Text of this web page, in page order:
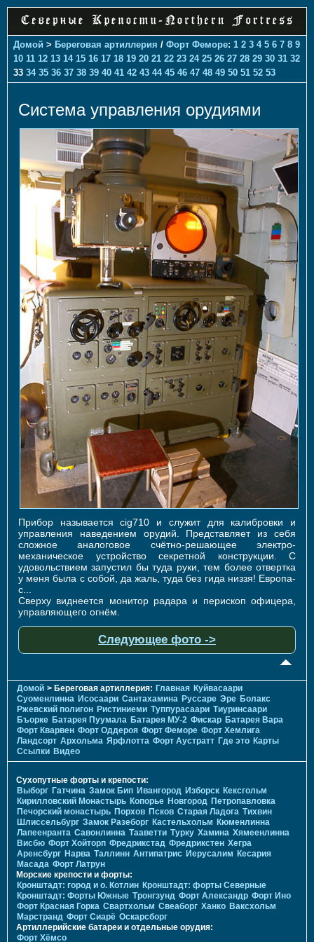
Домой > Береговая артиллерия / Форт Феморе: 1 2 3 4 5 6 7 8 9
10 11 12 13 14 15 16 17 18 19 20 21 22 23 24 25 26 27 28 29 30 31 32
33 34 35 36 37 38 39 40 41 42 43 44 45 46 47 48 49 50 51 52 53
Система управления орудиями
Прибор называется cig710 и служит для калибровки и
управления наведением орудий. Представляет из себя
сложное аналоговое счётно-решающее электро-
механическое устройство секретной конструкции. С
удовольствием запустил бы туда руки, тем более отвертка
у меня была с собой, да жаль, туда без гида низзя! Европа-
с...
Сверху виднеется монитор радара и перископ офицера,
управляющего огнём.
Следующее фото ->
Домой > Береговая артиллерия: Главная Куйвасаари
Суоменлиннa Исосаари Сантахамина Руссаре Эре Болакс
Ржевский полигон Ристиниеми Туппурасаари Тиуринсаари
Бъорке Батарея Пуумала Батарея МУ-2 Фискар Батарея Вара
Форт Кварвен Форт Оддероя Форт Феморе Форт Хемлига
Ландсорт Архольма Ярфлотта Форт Аустратт Где это Карты
Ссылки Видео
Сухопутные форты и крепости:
Выборг Гатчина Замок Бип Ивангород Изборск Кексгольм
Кирилловский Монастырь Копорье Новгород Петропавловка
Печорcкий монастырь Порхов Псков Старая Ладога Тихвин
Шлиссельбург Замок Разеборг Кастельхольм Кюменлинна
Лапеенранта Савонлинна Тааветти Турку Хамина Хямеенлинна
Висбю Форт Хойторп Фредрикстад Фредрикстен Хегра
Аренсбург Нарва Таллинн Антипатрис Иерусалим Кесария
Масада Форт Латрун
Морские крепости и форты:
Кронштадт: город и о. Котлин Кронштадт: форты Северные
Кронштадт: Форты Южные Тронгзунд Форт Александр Форт Ино
Форт Красная Горка Свартхольм Свеаборг Ханко Ваксхольм
Марстранд Форт Сиарё Оскарсборг
Артиллерийские батареи и отдельные орудия:
Форт Хёмсо